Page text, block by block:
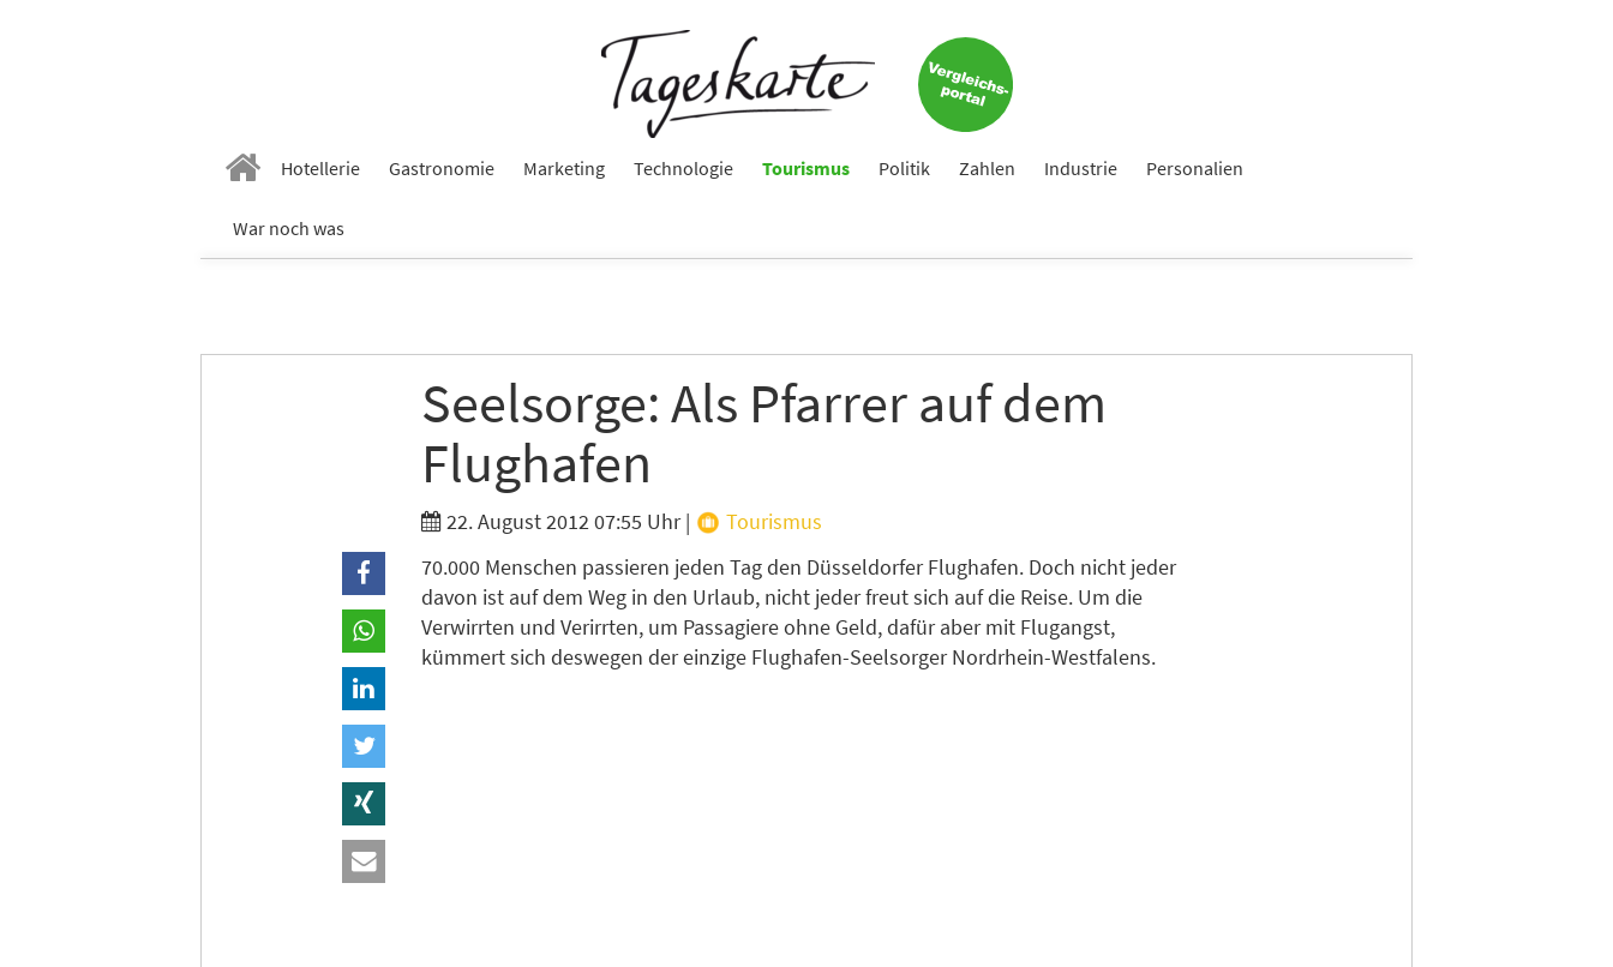
Hotellerie Gastronomie Marketing Technologie Tourismus Politik Zahlen Industrie Personalien
War noch was
Seelsorge: Als Pfarrer auf dem
Flughafen
22. August 2012 07:55 Uhr|
Tourismus
70.000 Menschen passieren jeden Tag den Düsseldorfer Flughafen. Doch nicht jeder
davon ist auf dem Weg in den Urlaub, nicht jeder freut sich auf die Reise. Um die
Verwirrten und Verirrten, um Passagiere ohne Geld, dafür aber mit Flugangst,
kümmert sich deswegen der einzige Flughafen-Seelsorger Nordrhein-Westfalens.